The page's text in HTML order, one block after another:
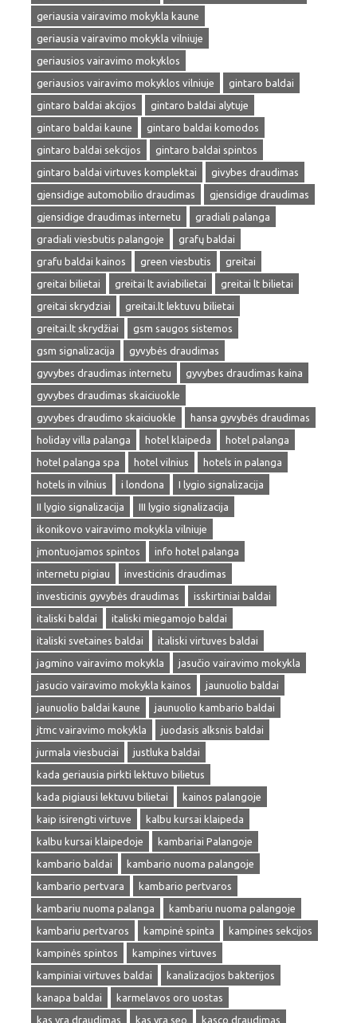
geriausia vairavimo mokykla kaune
geriausia vairavimo mokykla vilniuje
geriausios vairavimo mokyklos
geriausios vairavimo mokyklos vilniuje
gintaro baldai
gintaro baldai akcijos
gintaro baldai alytuje
gintaro baldai kaune
gintaro baldai komodos
gintaro baldai sekcijos
gintaro baldai spintos
gintaro baldai virtuves komplektai
givybes draudimas
gjensidige automobilio draudimas
gjensidige draudimas
gjensidige draudimas internetu
gradiali palanga
gradiali viesbutis palangoje
grafų baldai
grafu baldai kainos
green viesbutis
greitai
greitai bilietai
greitai lt aviabilietai
greitai lt bilietai
greitai skrydziai
greitai.lt lektuvu bilietai
greitai.lt skrydžiai
gsm saugos sistemos
gsm signalizacija
gyvybės draudimas
gyvybes draudimas internetu
gyvybes draudimas kaina
gyvybes draudimas skaiciuokle
gyvybes draudimo skaiciuokle
hansa gyvybės draudimas
holiday villa palanga
hotel klaipeda
hotel palanga
hotel palanga spa
hotel vilnius
hotels in palanga
hotels in vilnius
i londona
I lygio signalizacija
II lygio signalizacija
III lygio signalizacija
ikonikovo vairavimo mokykla vilniuje
įmontuojamos spintos
info hotel palanga
internetu pigiau
investicinis draudimas
investicinis gyvybės draudimas
isskirtiniai baldai
italiski baldai
italiski miegamojo baldai
italiski svetaines baldai
italiski virtuves baldai
jagmino vairavimo mokykla
jasučio vairavimo mokykla
jasucio vairavimo mokykla kainos
jaunuolio baldai
jaunuolio baldai kaune
jaunuolio kambario baldai
jtmc vairavimo mokykla
juodasis alksnis baldai
jurmala viesbuciai
justluka baldai
kada geriausia pirkti lektuvo bilietus
kada pigiausi lektuvu bilietai
kainos palangoje
kaip isirengti virtuve
kalbu kursai klaipeda
kalbu kursai klaipedoje
kambariai Palangoje
kambario baldai
kambario nuoma palangoje
kambario pertvara
kambario pertvaros
kambariu nuoma palanga
kambariu nuoma palangoje
kambariu pertvaros
kampinė spinta
kampines sekcijos
kampinės spintos
kampines virtuves
kampiniai virtuves baldai
kanalizacijos bakterijos
kanapa baldai
karmelavos oro uostas
kas yra draudimas
kas yra seo
kasco draudimas